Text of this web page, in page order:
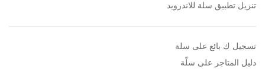
تنزيل تطبيق سلة للاندرويد
تسجيل ك بائع على سلة
دليل المتاجر على سلّة